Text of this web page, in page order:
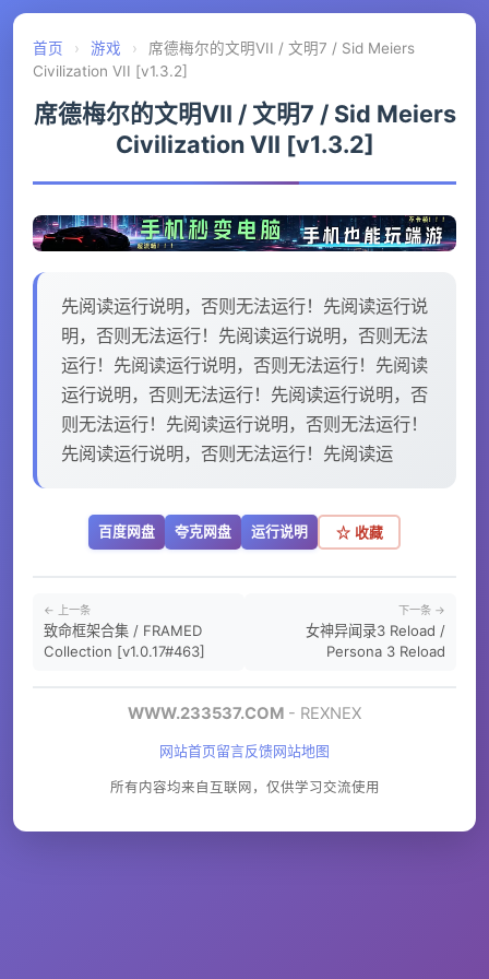
首页 › 游戏 ›
席德梅尔的文明VII / 文明7 / Sid Meiers
Civilization VII [v1.3.2]
席德梅尔的文明VII / 文明7 / Sid Meiers
Civilization VII [v1.3.2]
先阅读运行说明，否则无法运行！先阅读运行说
明，否则无法运行！先阅读运行说明，否则无法
运行！先阅读运行说明，否则无法运行！先阅读
运行说明，否则无法运行！先阅读运行说明，否
则无法运行！先阅读运行说明，否则无法运行！
先阅读运行说明，否则无法运行！先阅读运
百度网盘 夸克网盘 运行说明 ☆ 收藏
← 上一条
致命框架合集 / FRAMED
Collection [v1.0.17#463]
下一条 →
女神异闻录3 Reload /
Persona 3 Reload
WWW.233537.COM - REXNEX
网站首页留言反馈网站地图
所有内容均来自互联网，仅供学习交流使用